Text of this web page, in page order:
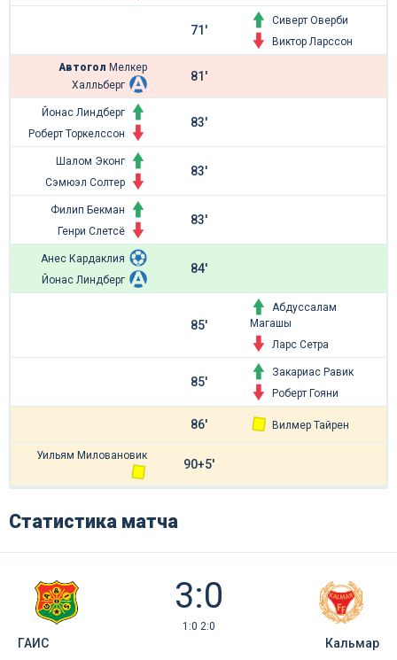
71'
Сиверт Оверби
Виктор Ларссон
Автогол Мелкер
Халльберг
81'
Йонас Линдберг
Роберт Торкелссон
83'
Шалом Эконг
Сэмюэл Солтер
83'
Филип Бекман
Генри Слетсё
83'
Анес Кардаклия
Йонас Линдберг
84'
85'
Абдуссалам
Магашы
Ларс Сетра
85'
Закариас Равик
Роберт Гояни
86' Вилмер Тайрен
Уильям Миловановик
90+5'
Статистика матча
3:0
1:0 2:0
ГАИС Кальмар